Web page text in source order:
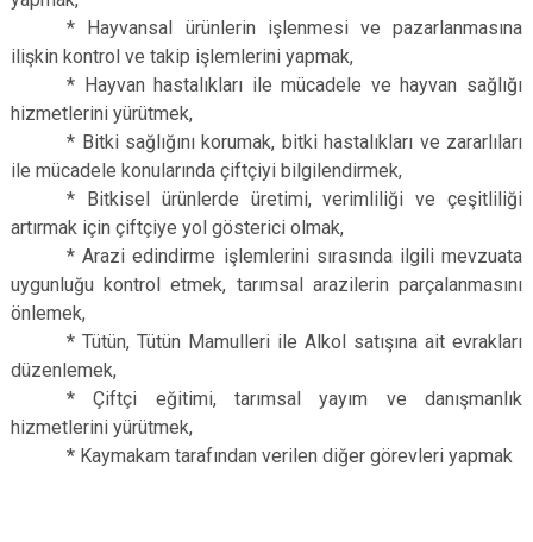
* Hayvansal ürünlerin işlenmesi ve pazarlanmasına
ilişkin kontrol ve takip işlemlerini yapmak,
* Hayvan hastalıkları ile mücadele ve hayvan sağlığı
hizmetlerini yürütmek,
* Bitki sağlığını korumak, bitki hastalıkları ve zararlıları
ile mücadele konularında çiftçiyi bilgilendirmek,
* Bitkisel ürünlerde üretimi, verimliliği ve çeşitliliği
artırmak için çiftçiye yol gösterici olmak,
* Arazi edindirme işlemlerini sırasında ilgili mevzuata
uygunluğu kontrol etmek, tarımsal arazilerin parçalanmasını
önlemek,
* Tütün, Tütün Mamulleri ile Alkol satışına ait evrakları
düzenlemek,
* Çiftçi eğitimi, tarımsal yayım ve danışmanlık
hizmetlerini yürütmek,
* Kaymakam tarafından verilen diğer görevleri yapmak